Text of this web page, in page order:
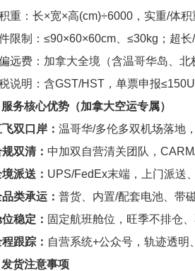
重：长×宽×高(cm)÷6000，实重/体积
限制：≤90×60×60cm、≤30kg；超长/
远费：加拿大全境（含温哥华岛、北
说明：含GST/HST，单票申报
务核心优势（加拿大空运专属）
双口岸： 温哥华/多伦多双机场落地
双清： 中加双自营清关团队，
派送： UPS/FedEx末端，上门派送
类承运： 普货、内置/配套电池、带
稳定： 固定航班舱位，旺季不排仓
跟踪： 自营系统+公众号，轨迹透明
发货注意事项